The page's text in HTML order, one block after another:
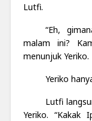
Lutfi.
“Eh,
malam ini?
menunjuk Yeriko.
Yeriko
Lutfi
Yeriko. “Kakak